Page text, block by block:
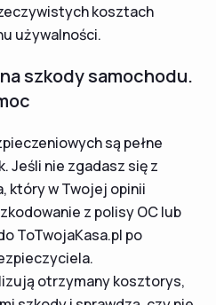
kosztach
używalności.
szkody samochodu.
są pełne
Jeśli nie zgadasz się z
który w Twojej opinii
z polisy OC lub
ToTwojaKasa.pl po
otrzymany kosztorys,